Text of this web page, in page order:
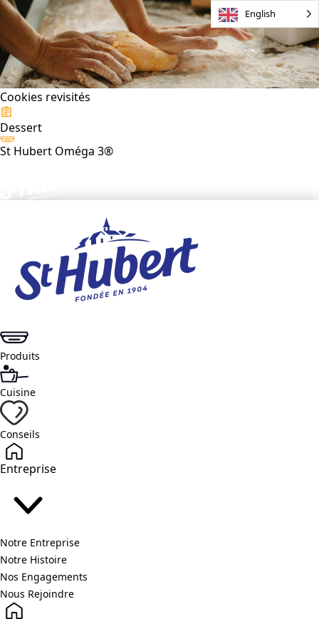
Cookies revisités
Dessert
St Hubert Oméga 3®
Produits
Cuisine
Conseils
Entreprise
Notre Entreprise
Notre Histoire
Nos Engagements
Nous Rejoindre
English